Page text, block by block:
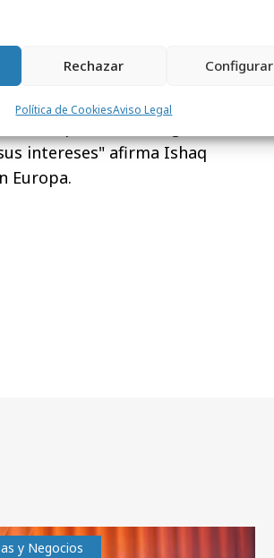
Rechazar Configurar
Política de CookiesAviso Legal
madura en Europa y son
les ayudemos a diseñar
compromiso tanto con
una experiencia integral,
intereses" afirma Ishaq
Europa.
y Negocios